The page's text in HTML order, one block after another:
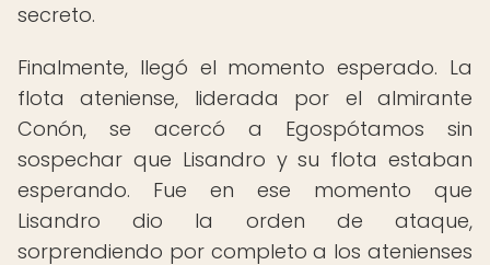
secreto.
Finalmente, llegó el momento esperado. La
flota ateniense, liderada por el almirante
Conón, se acercó a Egospótamos sin
sospechar que Lisandro y su flota estaban
esperando. Fue en ese momento que
Lisandro dio la orden de ataque,
sorprendiendo por completo a los atenienses